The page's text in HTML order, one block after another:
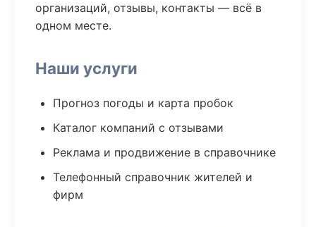
организаций, отзывы, контакты — всё в
одном месте.
Наши услуги
Прогноз погоды и карта пробок
Каталог компаний с отзывами
Реклама и продвижение в справочнике
Телефонный справочник жителей и
фирм